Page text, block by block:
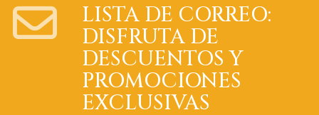
LISTA DE CORREO:
DISFRUTA DE
DESCUENTOS Y
PROMOCIONES
EXCLUSIVAS